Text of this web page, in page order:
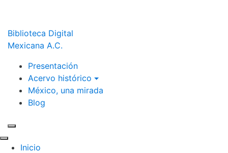
Biblioteca Digital
Mexicana A.C.
Presentación
Acervo histórico
México, una mirada
Blog
Inicio